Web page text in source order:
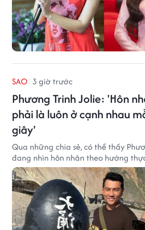
SAO 3 giờ trước
Phương Trinh Jolie: 'Hôn
phải là luôn ở cạnh nhau
giây'
Qua những chia sẻ, có thể thấy
đang nhìn hôn nhân theo hướng